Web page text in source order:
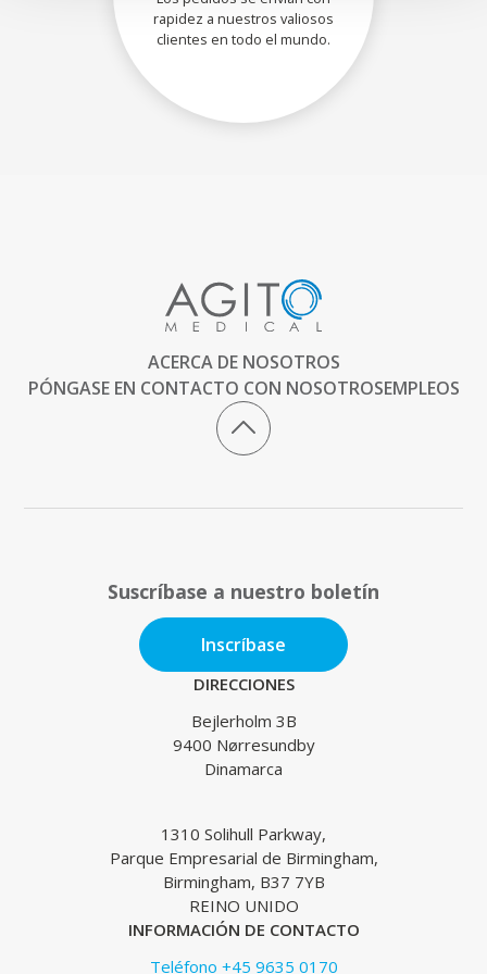
rapidez a nuestros valiosos
clientes en todo el mundo.
ACERCA DE NOSOTROS
PÓNGASE EN CONTACTO CON NOSOTROSEMPLEOS
Suscríbase a nuestro boletín
Inscríbase
DIRECCIONES
Bejlerholm 3B
9400 Nørresundby
Dinamarca
1310 Solihull Parkway,
Parque Empresarial de Birmingham,
Birmingham, B37 7YB
REINO UNIDO
INFORMACIÓN DE CONTACTO
Teléfono +45 9635 0170